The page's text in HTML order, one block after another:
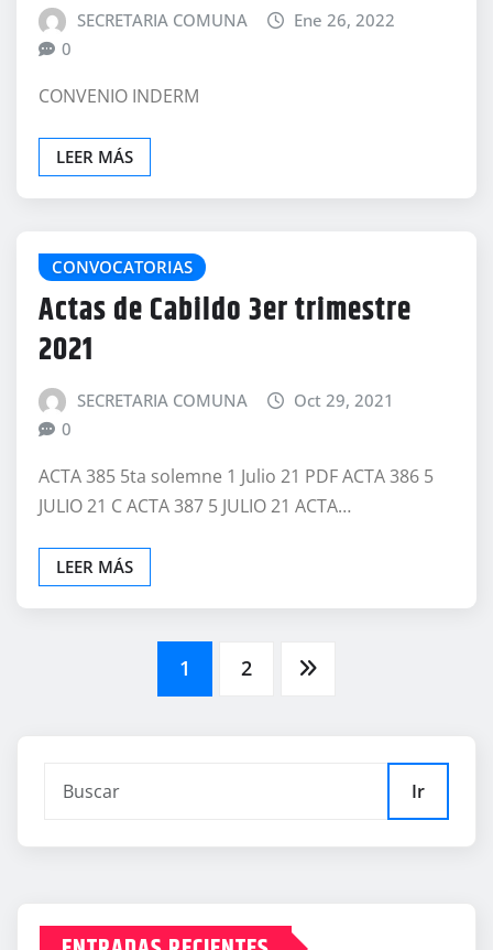
SECRETARIA COMUNA
Ene 26, 2022
0
CONVENIO INDERM
LEER MÁS
CONVOCATORIAS
Actas de Cabildo 3er trimestre
2021
SECRETARIA COMUNA
Oct 29, 2021
0
ACTA 385 5ta solemne 1 Julio 21 PDF ACTA 386 5
JULIO 21 C ACTA 387 5 JULIO 21 ACTA…
LEER MÁS
Paginación
entradas
1 2
Ir